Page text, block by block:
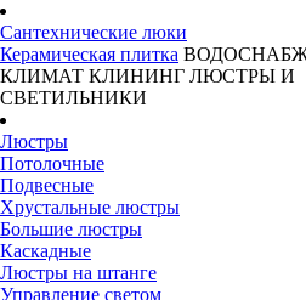
Сантехнические люки
Керамическая плитка
КЛИМАТ КЛИНИНГ ЛЮСТРЫ И
СВЕТИЛЬНИКИ
Люстры
Потолочные
Подвесные
Хрустальные люстры
Большие люстры
Каскадные
Люстры на штанге
Управление светом